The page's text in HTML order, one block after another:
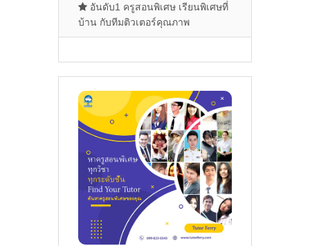
อันดับ1 ครูสอนพิเศษ เรียนพิเศษที่
บ้าน กับทีมติวเตอร์คุณภาพ